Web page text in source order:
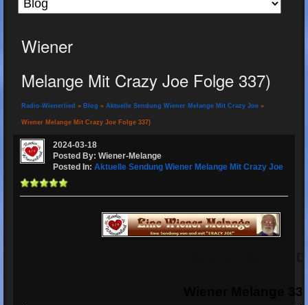
Wiener
Melange Mit Crazy Joe Folge 337)
Radio-Wienerlied » Blog » Aktuelle Sendung Wiener Melange Mit Crazy Joe »
Wiener Melange Mit Crazy Joe Folge 337)
2024-03-18
Posted By: Wiener-Melange
Posted In:Aktuelle Sendung Wiener Melange Mit Crazy Joe
Wiener Melange